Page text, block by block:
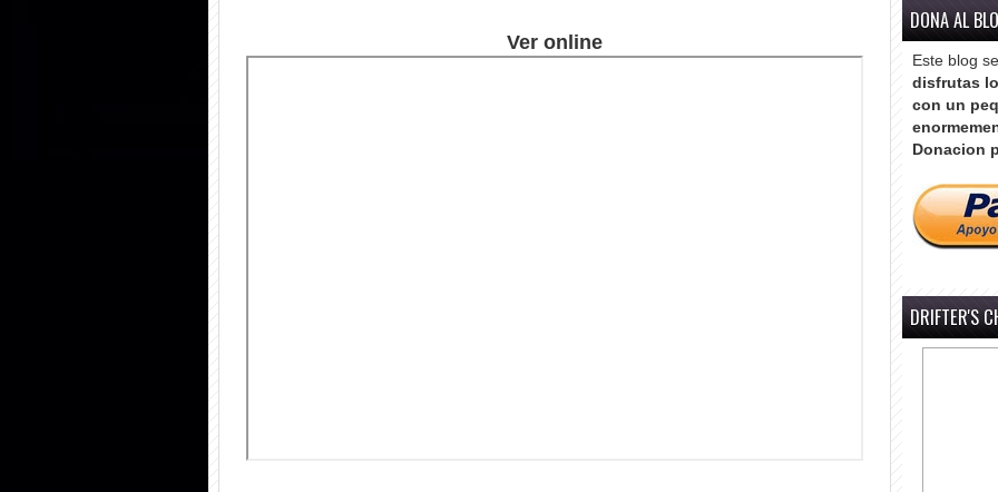
Ver online
DONA AL
Este blog
disfrutas
con un
Donacion
DRIFTER'S